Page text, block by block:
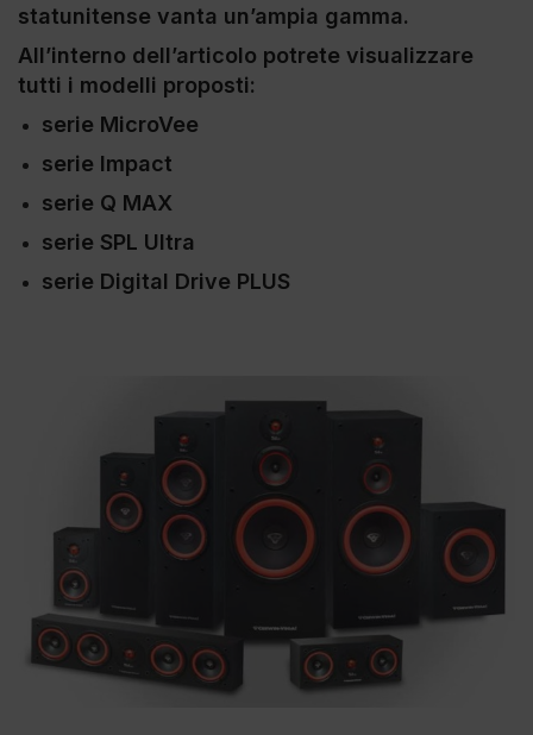
statunitense vanta un’ampia gamma.
All’interno dell’articolo potrete visualizzare
tutti i modelli proposti:
serie MicroVee
serie Impact
serie Q MAX
serie SPL Ultra
serie Digital Drive PLUS